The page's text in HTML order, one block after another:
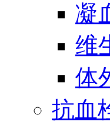
凝
维
体
抗血